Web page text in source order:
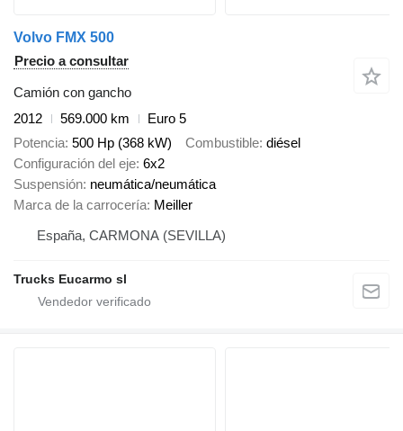
Volvo FMX 500
Precio a consultar
Camión con gancho
2012
569.000 km
Euro 5
Potencia 500 Hp (368 kW) Combustible diésel
Configuración del eje 6x2
Suspensión neumática/neumática
Marca de la carrocería Meiller
España, CARMONA (SEVILLA)
Trucks Eucarmo sl